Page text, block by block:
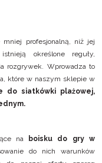
profesjonalną, niż jej
określone reguły,
rozgrywek. Wprowadza to
które w naszym sklepie w
do siatkówki plażowej,
.
na
boisku do gry w
do nich warunków